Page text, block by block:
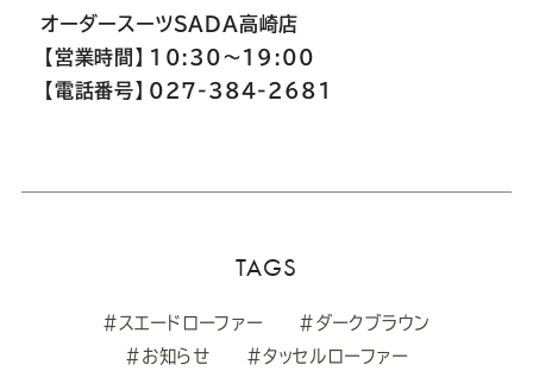
オーダースーツSADA高崎店
【営業時間】10:30～19:00
【電話番号】027-384-2681
TAGS
#スエードローファー
#ダークブラウン
#お知らせ
#タッセルローファー